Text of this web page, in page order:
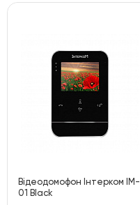
Відеодомофон Інтерком IM-
01 Black